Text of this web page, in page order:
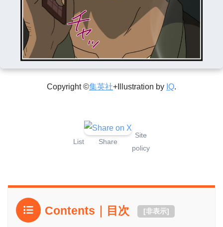
Copyright ©集英社+Illustration by IQ.
List Share
Site
policy
Contents｜目次 [非表示]